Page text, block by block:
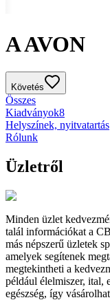
A AVON
Követés
Összes
Kiadványok8
Helyszínek, nyitvatartás
Rólunk
Üzletről
Minden üzlet
talál információkat a
más népszerű üzletek
amelyek segítenek
megtekintheti a
például élelmiszer, ital,
egészség, így